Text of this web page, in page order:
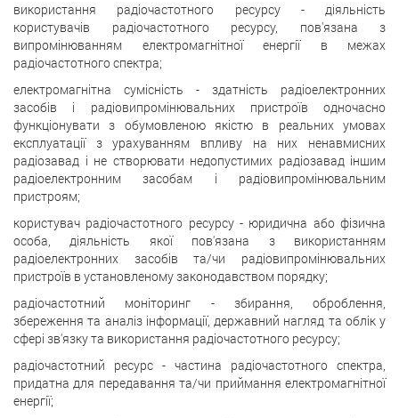
використання радіочастотного ресурсу - діяльність
користувачів радіочастотного ресурсу, пов'язана з
випромінюванням електромагнітної енергії в межах
радіочастотного спектра;
електромагнітна сумісність - здатність радіоелектронних
засобів і радіовипромінювальних пристроїв одночасно
функціонувати з обумовленою якістю в реальних умовах
експлуатації з урахуванням впливу на них ненавмисних
радіозавад і не створювати недопустимих радіозавад іншим
радіоелектронним засобам і радіовипромінювальним
пристроям;
користувач радіочастотного ресурсу - юридична або фізична
особа, діяльність якої пов'язана з використанням
радіоелектронних засобів та/чи радіовипромінювальних
пристроїв в установленому законодавством порядку;
радіочастотний моніторинг - збирання, оброблення,
збереження та аналіз інформації, державний нагляд та облік у
сфері зв'язку та використання радіочастотного ресурсу;
радіочастотний ресурс - частина радіочастотного спектра,
придатна для передавання та/чи приймання електромагнітної
енергії;